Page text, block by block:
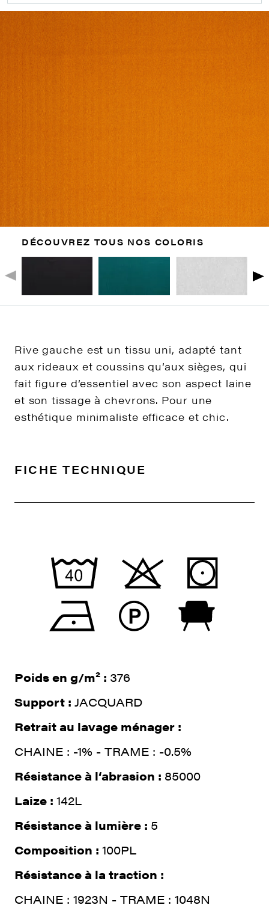
DÉCOUVREZ TOUS NOS COLORIS
Rive gauche est un tissu uni, adapté tant
aux rideaux et coussins qu’aux sièges, qui
fait figure d’essentiel avec son aspect laine
et son tissage à chevrons. Pour une
esthétique minimaliste efficace et chic.
FICHE TECHNIQUE
Poids en g/m² : 376
Support : JACQUARD
Retrait au lavage ménager :
CHAINE : -1% - TRAME : -0.5%
Résistance à l‘abrasion : 85000
Laize : 142L
Résistance à lumière : 5
Composition : 100PL
Résistance à la traction :
CHAINE : 1923N - TRAME : 1048N